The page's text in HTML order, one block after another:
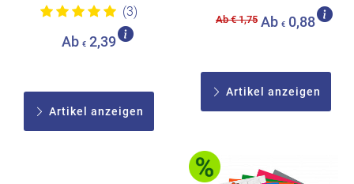
(3)
Ab € 2,39
Artikel anzeigen
Ab € 1,75 Ab € 0,88
Artikel anzeigen